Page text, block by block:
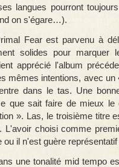
langues pourront
on s'égare…).
Fear est parvenu à
solides pour marquer
apprécié l'album
mêmes intentions, avec un
dans le tas. Une
que sait faire de mieux le
». Las, le troisième titre
L'avoir choisicomme
ou il n'est guère
une tonalité mid tempo